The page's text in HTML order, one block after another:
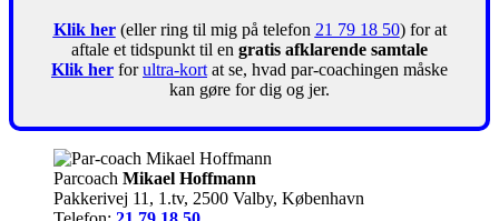
Klik her(eller ring til mig på telefon 21 79 18 50) for at
aftale et tidspunkt til en gratis afklarende samtale
Klik her forultra-kort at se, hvad par-coachingen måske
kan gøre for dig og jer.
Parcoach Mikael Hoffmann
Pakkerivej 11, 1.tv, 2500 Valby, København